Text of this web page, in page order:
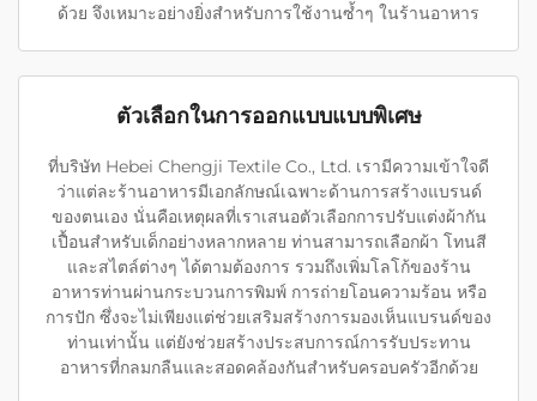
ด้วย จึงเหมาะอย่างยิ่งสำหรับการใช้งานซ้ำๆ ในร้านอาหาร
ตัวเลือกในการออกแบบแบบพิเศษ
ที่บริษัท Hebei Chengji Textile Co., Ltd. เรามีความเข้าใจดี
ว่าแต่ละร้านอาหารมีเอกลักษณ์เฉพาะด้านการสร้างแบรนด์
ของตนเอง นั่นคือเหตุผลที่เราเสนอตัวเลือกการปรับแต่งผ้ากัน
เปื้อนสำหรับเด็กอย่างหลากหลาย ท่านสามารถเลือกผ้า โทนสี
และสไตล์ต่างๆ ได้ตามต้องการ รวมถึงเพิ่มโลโก้ของร้าน
อาหารท่านผ่านกระบวนการพิมพ์ การถ่ายโอนความร้อน หรือ
การปัก ซึ่งจะไม่เพียงแต่ช่วยเสริมสร้างการมองเห็นแบรนด์ของ
ท่านเท่านั้น แต่ยังช่วยสร้างประสบการณ์การรับประทาน
อาหารที่กลมกลืนและสอดคล้องกันสำหรับครอบครัวอีกด้วย